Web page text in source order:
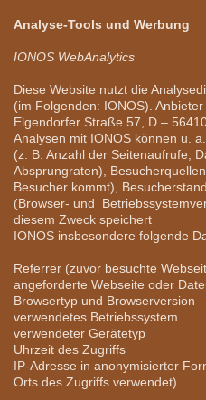
Analyse-Tools und Werbung
IONOS WebAnalytics
Diese Website nutzt die
(im Folgenden: IONOS). Anbieter
Elgendorfer Straße 57, D –
Analysen mit IONOS können u.
(z. B. Anzahl der Seitenaufrufe,
Absprungraten),
Besucher kommt),
(Browser- und
diesem Zweck speichert
IONOS insbesondere folgende
Referrer (zuvor besuchte
angeforderte Webseite oder
Browsertyp und Browserversion
verwendetes Betriebssystem
verwendeter Gerätetyp
Uhrzeit des Zugriffs
IP-Adresse in anonymisierter
Orts des Zugriffs verwendet)